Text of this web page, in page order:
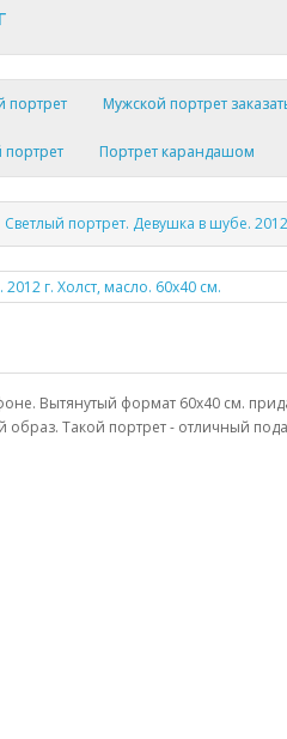
портрет Мужской портрет
Портрет карандашом
Светлый портрет. Девушка в шубе.
Вытянутый формат 60х40 см.
образ. Такой портрет - отличный